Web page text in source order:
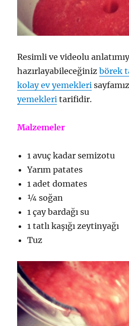
Resimli ve videolu
hazırlayabileceğinizbörek
kolay ev yemekleri
yemekleri tarifidir.
Malzemeler
1 avuç kadar semizotu
Yarım patates
1 adet domates
¼ soğan
1 çay bardağı su
1 tatlı kaşığı zeytinyağı
Tuz